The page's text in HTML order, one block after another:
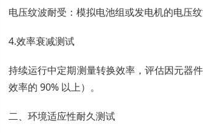
电压纹波耐受：模拟电池组或发电机的电压
4.效率衰减测试
持续运行中定期测量转换效率，评估因元器
效率的 90% 以上）。
二、环境适应性耐久测试